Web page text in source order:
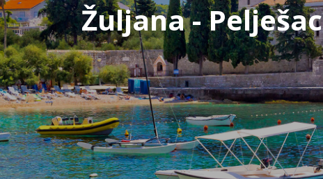
Žuljana - Pelješac